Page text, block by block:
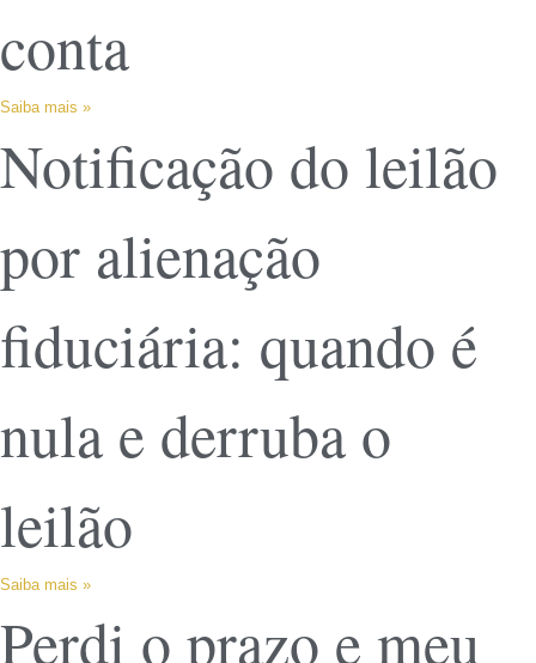
conta
Saiba mais »
Notificação do leilão
por alienação
fiduciária: quando é
nula e derruba o
leilão
Saiba mais »
Perdi o prazo e meu